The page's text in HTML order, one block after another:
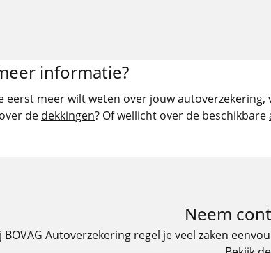
informatie?
eerst meer wilt weten over jouw
de dekkingen? Of wellicht over de beschikbare
Neem
BOVAG Autoverzekering regel je veel zaken